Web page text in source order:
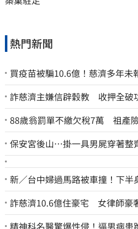
熱門新聞
買疫苗被騙10.6億！慈濟多年未
詐慈濟主嫌信辟穀教 收押全破
88歲翁罰單不繳欠稅7萬 祖產
保安宮後山…掛一具男屍穿著整
新／台中婦過馬路被車撞！下半
詐慈濟10.6億住豪宅 女律師豪
精神科名醫驚爆性侵！逼男病患